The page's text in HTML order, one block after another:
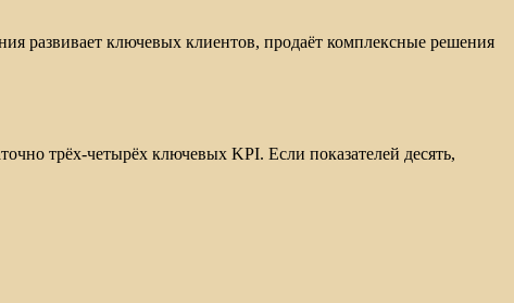
развивает ключевых клиентов, продаёт комплексные решения
трёх-четырёх ключевых KPI. Если показателей десять,